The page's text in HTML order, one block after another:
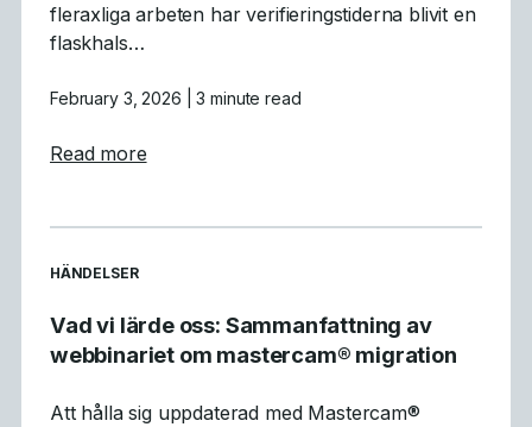
fleraxliga arbeten har verifieringstiderna blivit en
flaskhals…
February 3, 2026 | 3 minute read
Read moreabout Varför GPU-simulering är ett
READ MORE ARTICLES ABOUT
HÄNDELSER
Vad vi lärde oss: Sammanfattning av
webbinariet om mastercam® migration
Att hålla sig uppdaterad med Mastercam®